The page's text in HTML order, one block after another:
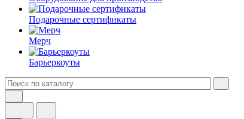
Подарочные сертификаты
Мерч
Барьеркоуты